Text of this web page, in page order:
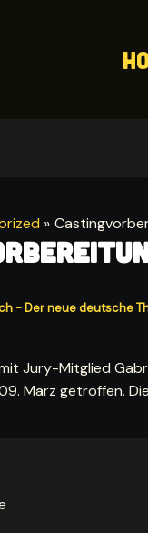
- Der neue deutsche
Jury-Mitglied
März getroffen.